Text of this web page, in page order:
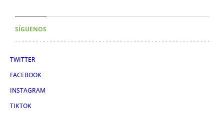
SÍGUENOS
TWITTER
FACEBOOK
INSTAGRAM
TIKTOK